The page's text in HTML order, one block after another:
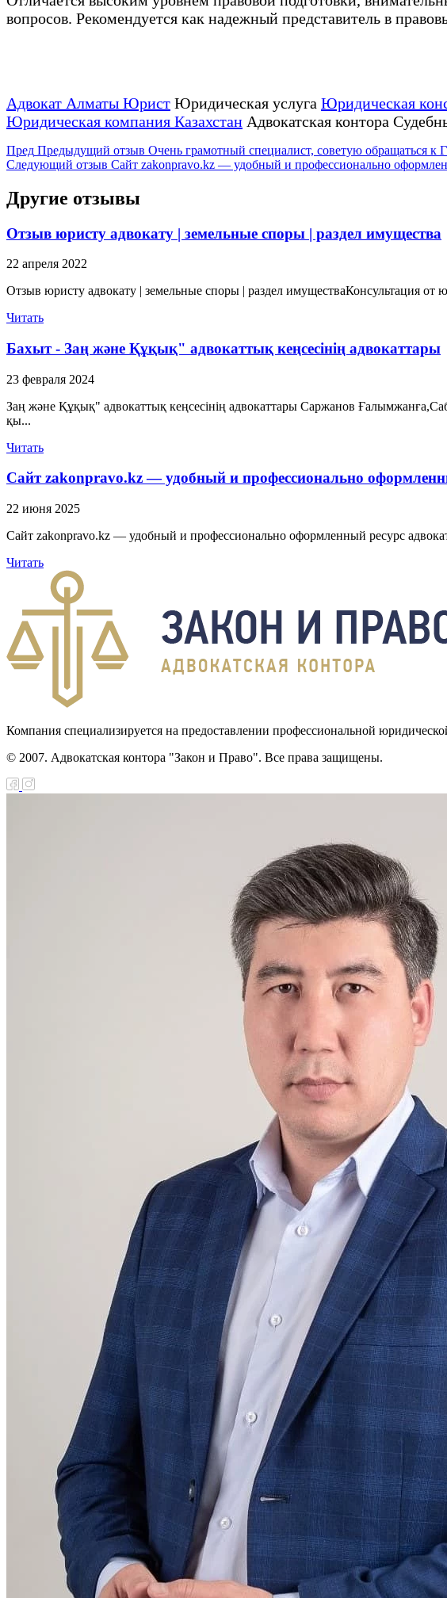
вопросов. Рекомендуется как надежный представитель в
Адвокат Алматы Юрист Юридическая услуга Юридическая
Юридическая компания Казахстан Адвокатская контора
Пред Предыдущий отзыв Очень грамотный специалист, советую обращаться к
Следующий отзыв Сайт zakonpravo.kz — удобный и профессионально
Другие отзывы
Отзыв юристу адвокату | земельные споры | раздел имущества
22 апреля 2022
Отзыв юристу адвокату | земельные споры | раздел имуществаКонсультация
Читать
Бахыт - Заң және Құқық" адвокаттық кеңсесінің адвокаттары
23 февраля 2024
Заң және Құқық" адвокаттық кеңсесінің адвокаттары Саржанов
қы...
Читать
Сайт zakonpravo.kz — удобный и профессионально
22 июня 2025
Сайт zakonpravo.kz — удобный и профессионально оформленный ресурс
Читать
Компания специализируется на предоставлении профессиональной
© 2007. Адвокатская контора "Закон и Право". Все права защищены.